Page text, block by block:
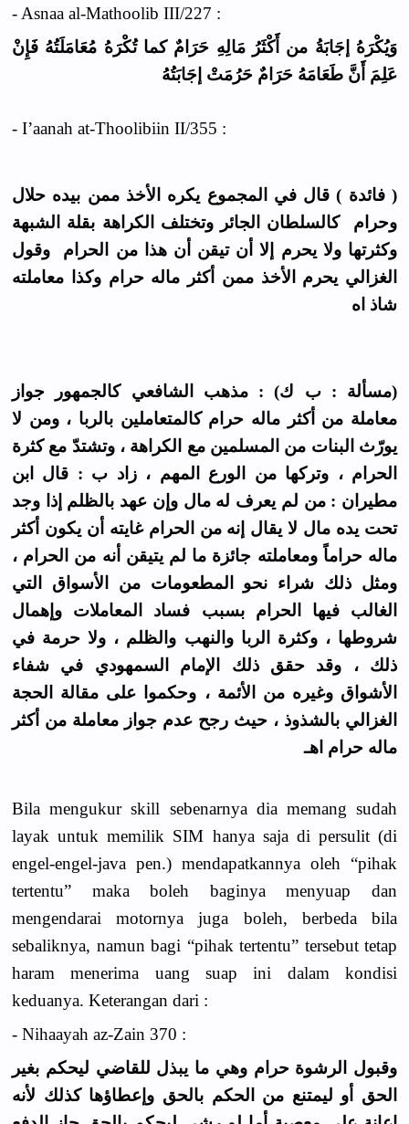
- Asnaa al-Mathoolib III/227 :
وَيُكْرَهُ إجَابَةُ من أَكْثَرُ مَالِهِ حَرَامٌ كما تُكْرَهُ مُعَامَلَتُهُ فَإِنْ
عَلِمَ أَنَّ طَعَامَهُ حَرَامٌ حَرُمَتْ إجَابَتُهُ
- I’aanah at-Thoolibiin II/355 :
( فائدة ) قال في المجموع يكره الأخذ ممن بيده حلال
وحرام كالسلطان الجائر وتختلف الكراهة بقلة الشبهة
وكثرتها ولا يحرم إلا أن تيقن أن هذا من الحرام وقول
الغزالي يحرم الأخذ ممن أكثر ماله حرام وكذا معاملته
شاذ اه
(مسألة : ب ك) : مذهب الشافعي كالجمهور جواز
معاملة من أكثر ماله حرام كالمتعاملين بالربا ، ومن لا
يورّث البنات من المسلمين مع الكراهة ، وتشتدّ مع كثرة
الحرام ، وتركها من الورع المهم ، زاد ب : قال ابن
مطيران : من لم يعرف له مال وإن عهد بالظلم إذا وجد
تحت يده مال لا يقال إنه من الحرام غايته أن يكون أكثر
ماله حراماً ومعاملته جائزة ما لم يتيقن أنه من الحرام ،
ومثل ذلك شراء نحو المطعومات من الأسواق التي
الغالب فيها الحرام بسبب فساد المعاملات وإهمال
شروطها ، وكثرة الربا والنهب والظلم ، ولا حرمة في
ذلك ، وقد حقق ذلك الإمام السمهودي في شفاء
الأشواق وغيره من الأئمة ، وحكموا على مقالة الحجة
الغزالي بالشذوذ ، حيث رجح عدم جواز معاملة من أكثر
ماله حرام اهـ
Bila mengukur skill sebenarnya dia memang sudah
layak untuk memilik SIM hanya saja di persulit (di
engel-engel-java pen.) mendapatkannya oleh “pihak
tertentu” maka boleh baginya menyuap dan
mengendarai motornya juga boleh, berbeda bila
sebaliknya, namun bagi “pihak tertentu” tersebut tetap
haram menerima uang suap ini dalam kondisi
keduanya. Keterangan dari :
- Nihaayah az-Zain 370 :
وقبول الرشوة حرام وهي ما يبذل للقاضي ليحكم بغير
الحق أو ليمتنع من الحكم بالحق وإعطاؤها كذلك لأنه